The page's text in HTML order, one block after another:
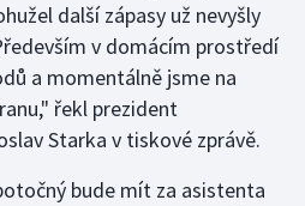
další zápasy už nevyšly
v domácím prostředí
a momentálně jsme na
řekl prezident
Starka v tiskové zprávě.
bude mít za asistenta